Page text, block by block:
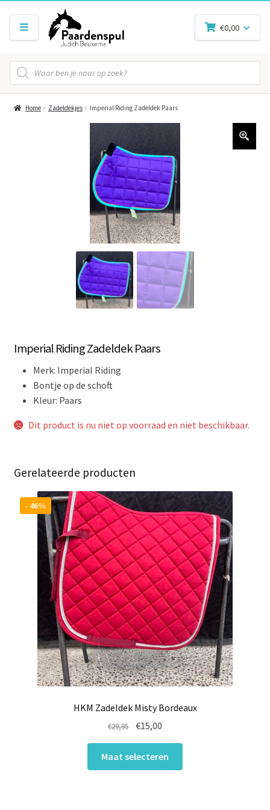
Producten
zoeken
€0,00
Home Zadeldekjes Imperial Riding Zadeldek Paars
Imperial Riding Zadeldek Paars
Merk: Imperial Riding
Bontje op de schoft
Kleur: Paars
Dit product is nu niet op voorraad en niet beschikbaar.
Gerelateerde producten
HKM Zadeldek Misty Bordeaux
- 46%
€29,95
Oorspronkelijke
prijs
was:
€29,95.
€15,00
prijs
is:
€15,00.
Maat selecteren